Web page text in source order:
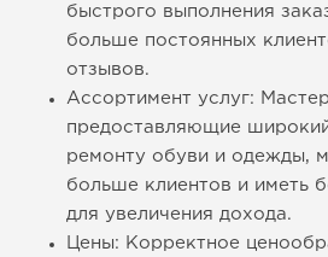
быстрого выполнения
больше постоянных
отзывов.
Ассортимент услуг:
предоставляющие
ремонту обуви и одежды,
больше клиентов и иметь
для увеличения дохода.
Цены: Корректное